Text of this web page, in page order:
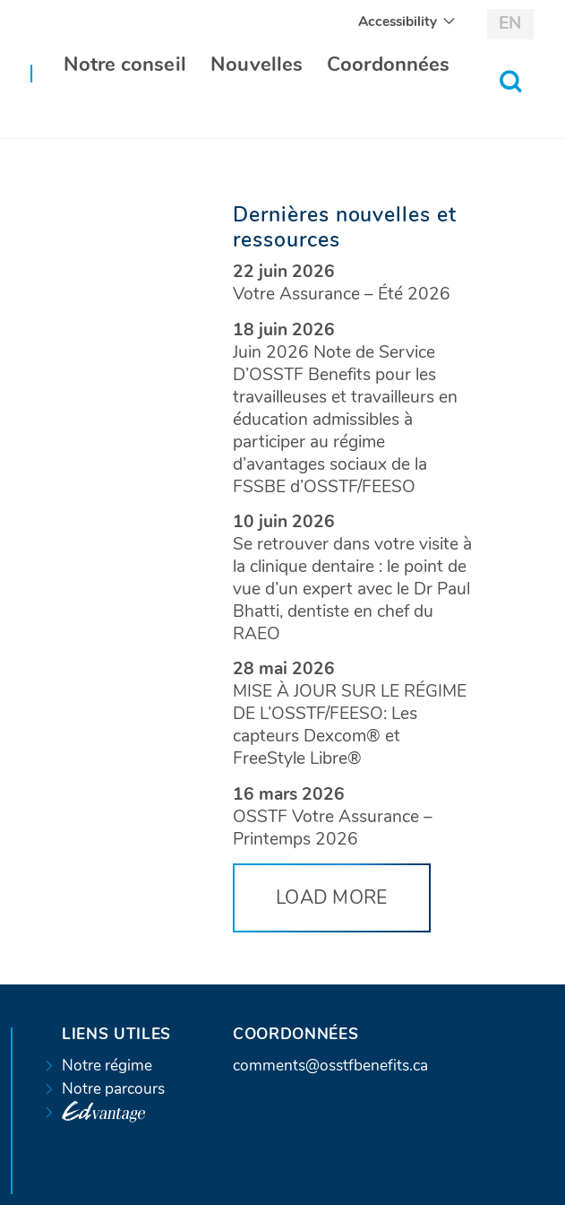
Notre conseil Nouvelles Coordonnées
Accessibility EN
Dernières nouvelles et
ressources
22 juin 2026
Votre Assurance – Été 2026
18 juin 2026
Juin 2026 Note de Service
D’OSSTF Benefits pour les
travailleuses et travailleurs en
éducation admissibles à
participer au régime
d’avantages sociaux de la
FSSBE d’OSSTF/FEESO
10 juin 2026
Se retrouver dans votre visite à
la clinique dentaire : le point de
vue d’un expert avec le Dr Paul
Bhatti, dentiste en chef du
RAEO
28 mai 2026
MISE À JOUR SUR LE RÉGIME
DE L’OSSTF/FEESO: Les
capteurs Dexcom® et
FreeStyle Libre®
16 mars 2026
OSSTF Votre Assurance –
Printemps 2026
LOAD MORE
COORDONNÉES
A
comments@osstfbenefits.ca
LIENS UTILES
Notre régime
Notre parcours